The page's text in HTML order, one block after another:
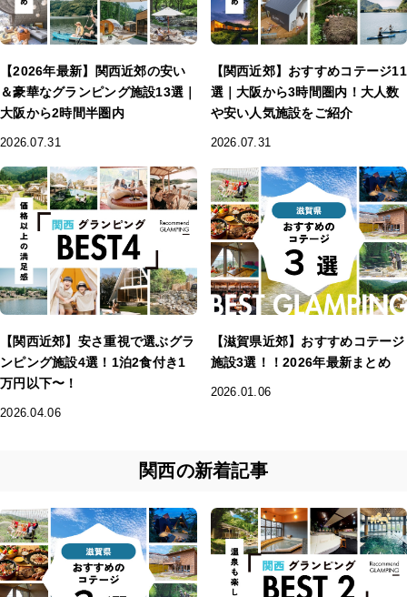
【2026年最新】関西近郊の安い
＆豪華なグランピング施設13選｜
大阪から2時間半圏内
2026.07.31
【関西近郊】おすすめコテージ11
選｜大阪から3時間圏内！大人数
や安い人気施設をご紹介
2026.07.31
【関西近郊】安さ重視で選ぶグラ
ンピング施設4選！1泊2食付き1
万円以下〜！
2026.04.06
【滋賀県近郊】おすすめコテージ
施設3選！！2026年最新まとめ
2026.01.06
関西の新着記事